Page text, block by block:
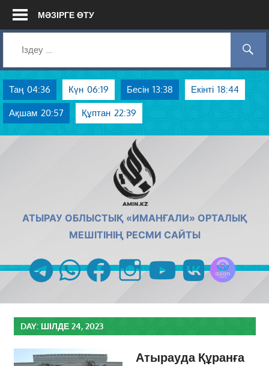
Skip
МӘЗІРГЕ ӨТУ
Таң 04:36 Күн 06:19 Бесін 13:38 Екінті 18:44
Ақшам 20:57 Құптан 22:39
АТЫРАУ ОБЛЫСТЫҚ «ИМАНҒАЛИ» ОРТАЛЫҚ
МЕШІТІНІҢ РЕСМИ САЙТЫ
telegramwhatsappfacebookinstagramyoutubevk
DAY: ШІЛДЕ 24, 2023
Атырауда Құранға